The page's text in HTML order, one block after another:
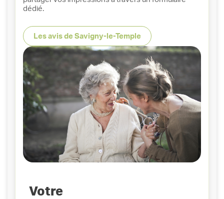
dédié.
Les avis de Savigny-le-Temple
Votre